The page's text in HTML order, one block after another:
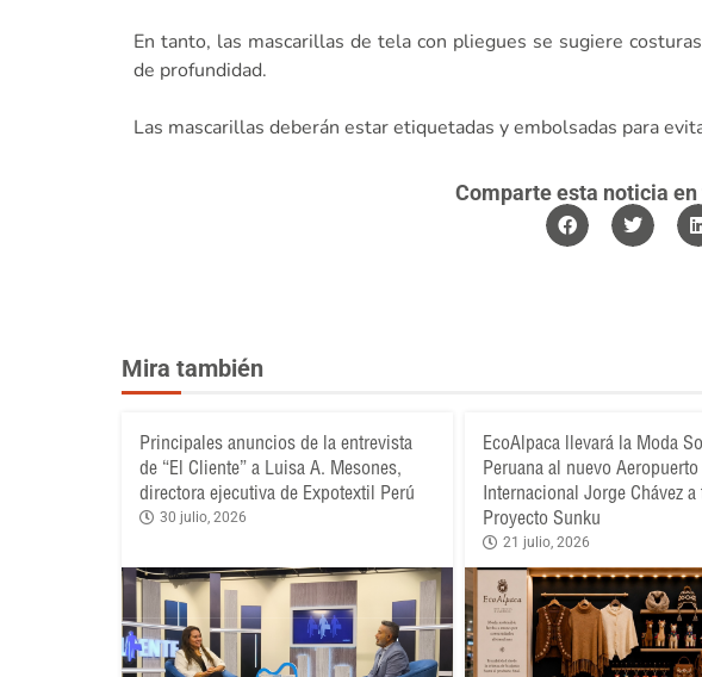
En tanto, las mascarillas de tela con pliegues se sugiere
de profundidad.
Las mascarillas deberán estar etiquetadas y embolsadas para
Comparte esta noticia
Mira también
Principales anuncios de la entrevista
de “El Cliente” a Luisa A. Mesones,
directora ejecutiva de Expotextil Perú
30 julio, 2026
EcoAlpaca llevará la Moda
Peruana al nuevo Aeropuerto
Internacional Jorge Chávez a
Proyecto Sunku
21 julio, 2026